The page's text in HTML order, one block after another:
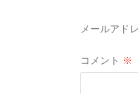
メールアド
コメント ※